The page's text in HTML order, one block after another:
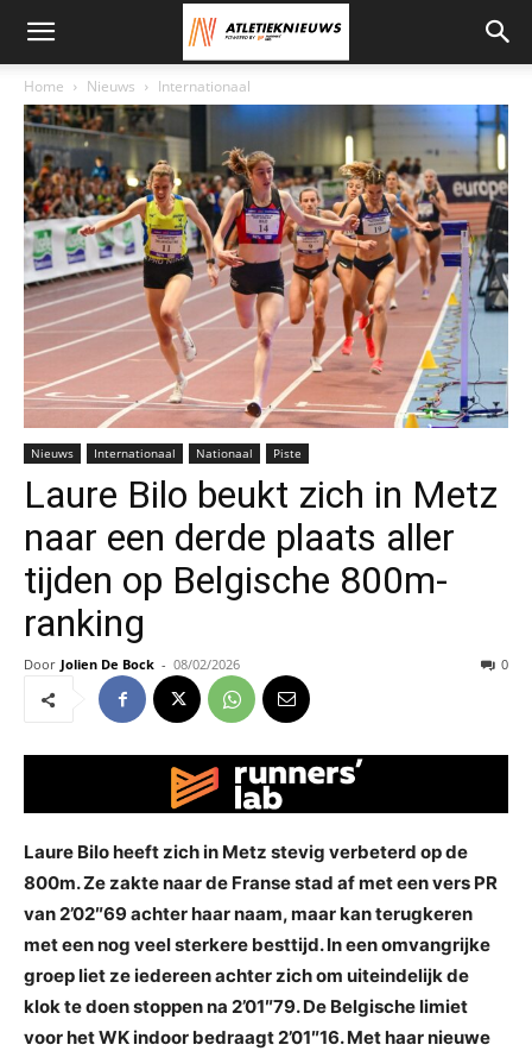
Home Nieuws Internationaal
Foto: Erik van Leeuwen
Nieuws Internationaal Nationaal Piste
Laure Bilo beukt zich in Metz
naar een derde plaats aller
tijden op Belgische 800m-
ranking
Door Jolien De Bock - 08/02/2026 0
Laure Bilo heeft zich in Metz stevig verbeterd op de
800m. Ze zakte naar de Franse stad af met een vers PR
van 2’02″69 achter haar naam, maar kan terugkeren
met een nog veel sterkere besttijd. In een omvangrijke
groep liet ze iedereen achter zich om uiteindelijk de
klok te doen stoppen na 2’01″79. De Belgische limiet
voor het WK indoor bedraagt 2’01″16. Met haar nieuwe